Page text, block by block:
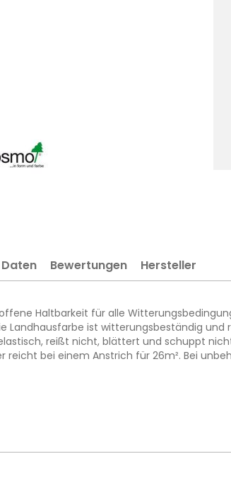
Haltbarkeit für alle
Landhausfarbe ist witterungsbeständig
reißt nicht, blättert und schuppt
reicht bei einem Anstrich für 26m². Bei
Bewertungen Hersteller